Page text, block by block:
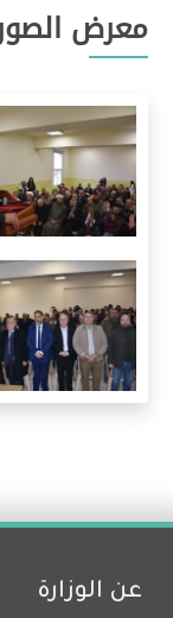
معرض الصور
عن الوزارة